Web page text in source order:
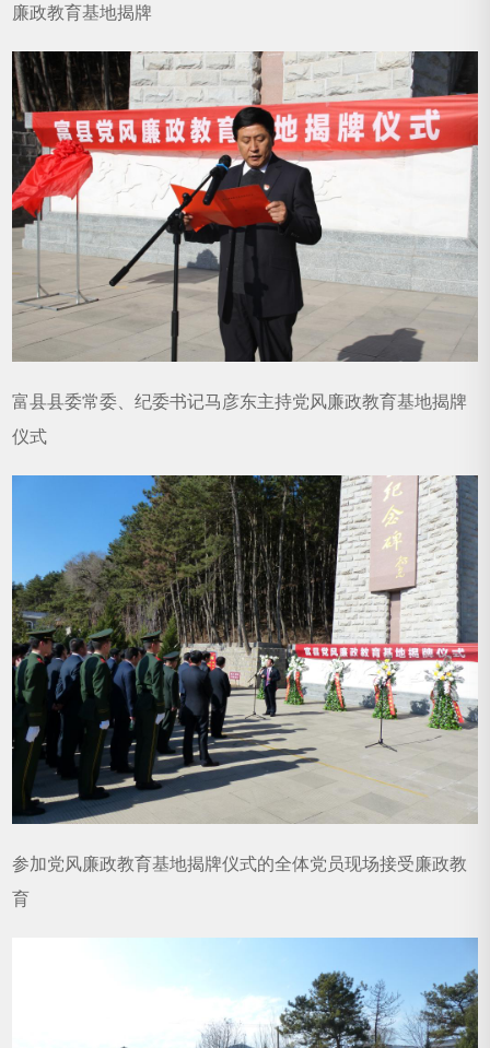
廉政教育基地揭牌
富县县委常委、纪委书记马彦东主持党风廉政教育基地揭牌
仪式
参加党风廉政教育基地揭牌仪式的全体党员现场接受廉政教
育